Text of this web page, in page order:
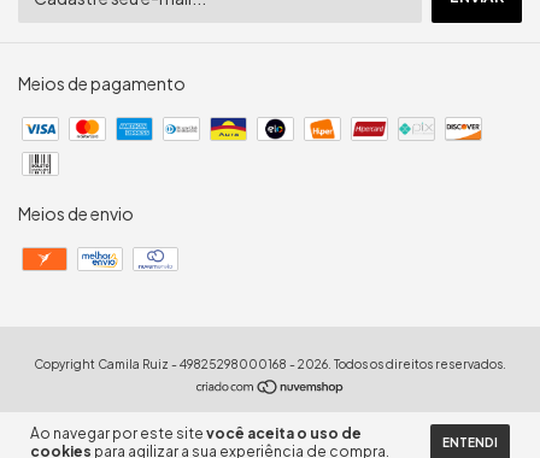
Ao navegar por este site você aceita o uso de
cookies para agilizar a sua experiência de compra. ENTENDI
Meios de pagamento
Meios de envio
Copyright Camila Ruiz - 49825298000168 - 2026. Todos os direitos reservados.